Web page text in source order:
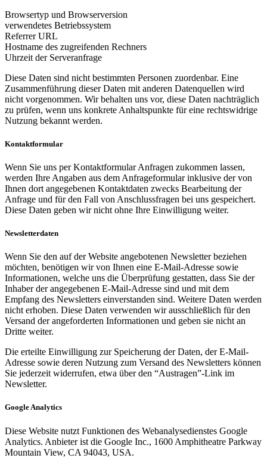
Browsertyp und Browserversion
verwendetes Betriebssystem
Referrer URL
Hostname des zugreifenden Rechners
Uhrzeit der Serveranfrage
Diese Daten sind nicht bestimmten Personen zuordenbar. Eine
Zusammenführung dieser Daten mit anderen Datenquellen wird
nicht vorgenommen. Wir behalten uns vor, diese Daten nachträglich
zu prüfen, wenn uns konkrete Anhaltspunkte für eine rechtswidrige
Nutzung bekannt werden.
Kontaktformular
Wenn Sie uns per Kontaktformular Anfragen zukommen lassen,
werden Ihre Angaben aus dem Anfrageformular inklusive der von
Ihnen dort angegebenen Kontaktdaten zwecks Bearbeitung der
Anfrage und für den Fall von Anschlussfragen bei uns gespeichert.
Diese Daten geben wir nicht ohne Ihre Einwilligung weiter.
Newsletterdaten
Wenn Sie den auf der Website angebotenen Newsletter beziehen
möchten, benötigen wir von Ihnen eine E-Mail-Adresse sowie
Informationen, welche uns die Überprüfung gestatten, dass Sie der
Inhaber der angegebenen E-Mail-Adresse sind und mit dem
Empfang des Newsletters einverstanden sind. Weitere Daten werden
nicht erhoben. Diese Daten verwenden wir ausschließlich für den
Versand der angeforderten Informationen und geben sie nicht an
Dritte weiter.
Die erteilte Einwilligung zur Speicherung der Daten, der E-Mail-
Adresse sowie deren Nutzung zum Versand des Newsletters können
Sie jederzeit widerrufen, etwa über den “Austragen”-Link im
Newsletter.
Google Analytics
Diese Website nutzt Funktionen des Webanalysedienstes Google
Analytics. Anbieter ist die Google Inc., 1600 Amphitheatre Parkway
Mountain View, CA 94043, USA.